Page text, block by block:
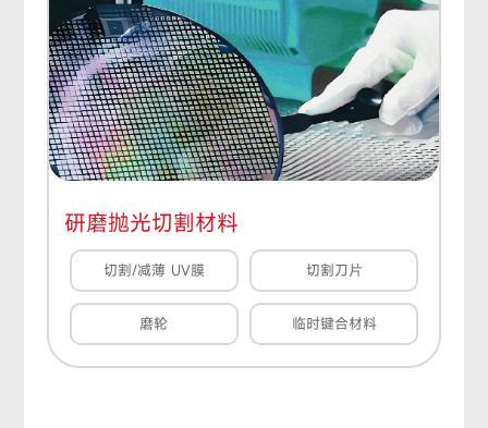
研磨抛光切割材料
切割/减薄 UV膜 切割刀片
磨轮 临时键合材料